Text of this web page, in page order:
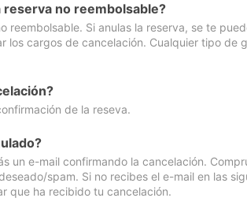
reserva no reembolsable?
reembolsable. Si anulas la reserva, se te
los cargos de cancelación. Cualquier tipo de
de la reseva.
un e-mail confirmando la cancelación.
spam. Si no recibes el e-mail en las
que ha recibido tu cancelación.